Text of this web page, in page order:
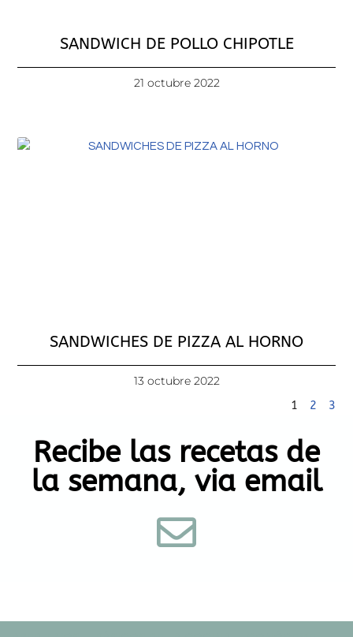
SANDWICH DE POLLO CHIPOTLE
21 octubre 2022
SANDWICHES DE PIZZA AL HORNO
13 octubre 2022
1
2 3
Recibe las recetas de
la semana, via email